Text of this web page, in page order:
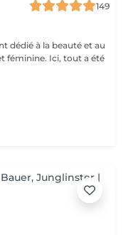
149
dédié à la beauté et au
féminine. Ici, tout a été